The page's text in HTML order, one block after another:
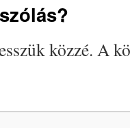
közzé. A